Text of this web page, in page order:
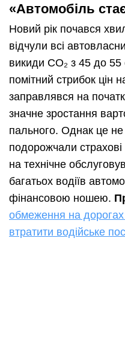
«Автомобіль
Новий рік почався
відчули всі
викиди CO₂ з 45 до
помітний стрибок цін
заправлявся на
значне зростання
пального. Однак це
подорожчали
на технічне
багатьох водіїв
фінансовою ношею.
обмеження на дорогах
втратити водійське